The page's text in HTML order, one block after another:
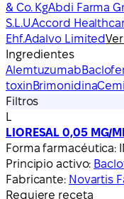
& Co. KgAbdi Farma
S.L.U.Accord
Ehf.Adalvo Limited
Ingredientes
Alemtuzumab
toxinBrimonidina
Filtros
L
LIORESAL 0,05 MG/
Forma farmacéutica:
Principio activo:
Fabricante: Novartis
Requiere receta